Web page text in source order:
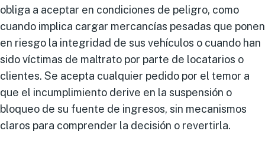
obliga a aceptar en condiciones de peligro, como
cuando implica cargar mercancías pesadas que ponen
en riesgo la integridad de sus vehículos o cuando han
sido víctimas de maltrato por parte de locatarios o
clientes. Se acepta cualquier pedido por el temor a
que el incumplimiento derive en la suspensión o
bloqueo de su fuente de ingresos, sin mecanismos
claros para comprender la decisión o revertirla.